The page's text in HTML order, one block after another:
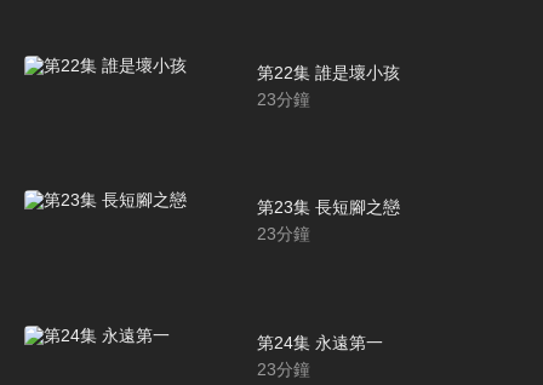
第22集 誰是壞小孩
23分鐘
第23集 長短腳之戀
23分鐘
第24集 永遠第一
23分鐘